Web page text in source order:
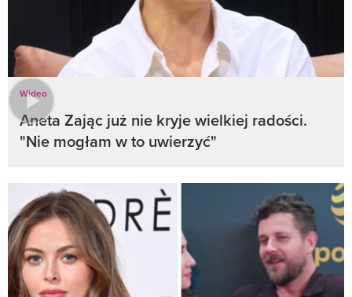
Wideo
Aneta Zając już nie kryje wielkiej radości.
"Nie mogłam w to uwierzyć"